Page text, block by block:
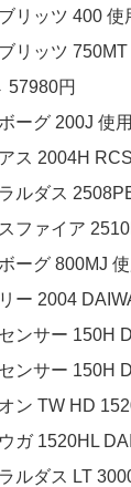
リッツ 400
リッツ
57980円
ーグ 200J 使
ス 2004H
ルダス
ファイア
ーグ 800MJ
ー 2004
ンサー 150H
ンサー 150H
ン TW HD
ガ 1520HL
ルダス LT